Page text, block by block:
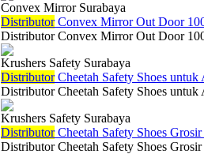
Convex Mirror Surabaya
DistributorConvex Mirror Out Door
Distributor Convex Mirror Out Door
Krushers Safety Surabaya
DistributorCheetah Safety Shoes
Distributor Cheetah Safety Shoes
Krushers Safety Surabaya
DistributorCheetah Safety Shoes
Distributor Cheetah Safety Shoes